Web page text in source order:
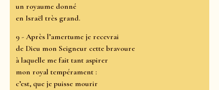
un royaume donné
en Israël très grand.
9 - Après l’amertume je recevrai
de Dieu mon Seigneur cette bravoure
à laquelle me fait tant aspirer
mon royal tempérament :
c’est, que je puisse mourir